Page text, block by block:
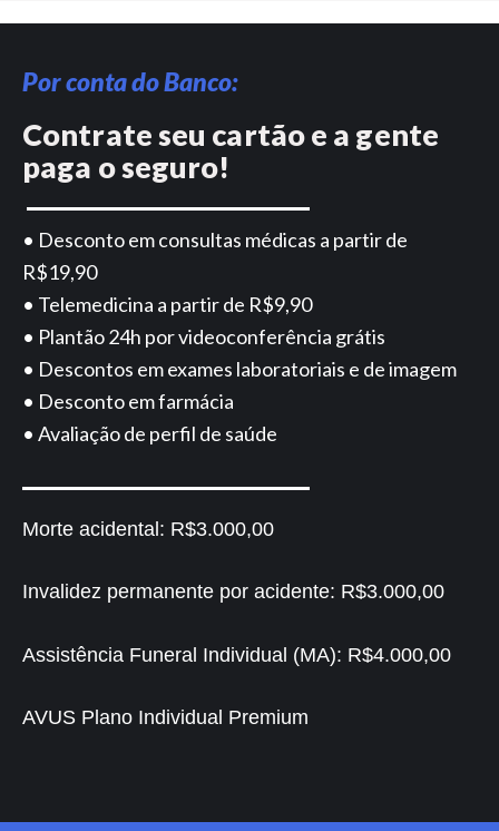
Por conta do Banco:
Contrate seu cartão e a gente
paga o seguro!
• Desconto em consultas médicas a partir de
R$19,90
• Telemedicina a partir de R$9,90
• Plantão 24h por videoconferência grátis
• Descontos em exames laboratoriais e de imagem
• Desconto em farmácia
• Avaliação de perfil de saúde
Morte acidental: R$3.000,00
Invalidez permanente por acidente: R$3.000,00
Assistência Funeral Individual (MA): R$4.000,00
AVUS Plano Individual Premium